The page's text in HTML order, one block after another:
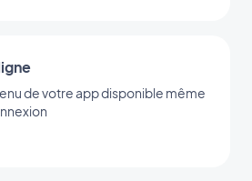
de votre app disponible même